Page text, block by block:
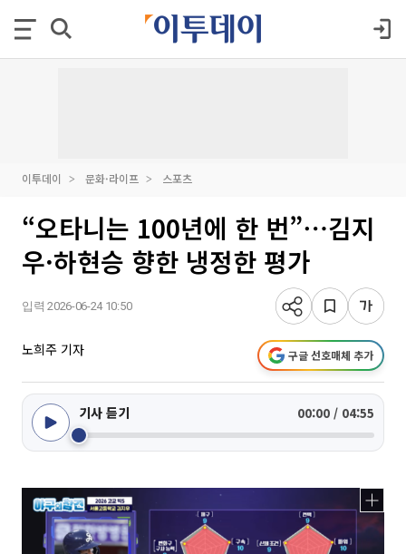
이투데이 문화·라이프 스포츠
“오타니는 100년에 한 번”⋯김지
우·하현승 향한 냉정한 평가
입력 2026-06-24 10:50
노희주 기자 구글 선호매체 추가
기사 듣기 00:00 / 04:55